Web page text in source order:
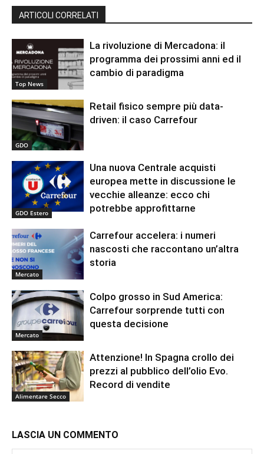
ARTICOLI CORRELATI
Top News
La rivoluzione di Mercadona: il
programma dei prossimi anni ed il
cambio di paradigma
GDO
Retail fisico sempre più data-
driven: il caso Carrefour
GDO Estero
Una nuova Centrale acquisti
europea mette in discussione le
vecchie alleanze: ecco chi
potrebbe approfittarne
Mercato
Carrefour accelera: i numeri
nascosti che raccontano un’altra
storia
Mercato
Colpo grosso in Sud America:
Carrefour sorprende tutti con
questa decisione
Alimentare Secco
Attenzione! In Spagna crollo dei
prezzi al pubblico dell’olio Evo.
Record di vendite
LASCIA UN COMMENTO